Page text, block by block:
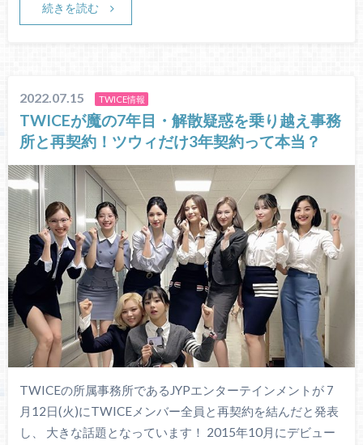
続きを読む
2022.07.15 TWICE情報
TWICEが魔の7年目・解散疑惑を乗り越え事務
所と再契約！ツウィだけ3年契約って本当？
TWICEの所属事務所であるJYPエンターテインメントが 7
月12日(火)にTWICEメンバー全員と再契約を結んだと発表
し、 大きな話題となっています！ 2015年10月にデビュー